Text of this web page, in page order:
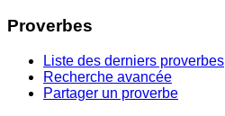
Proverbes
Liste des derniers proverbes
Recherche avancée
Partager un proverbe